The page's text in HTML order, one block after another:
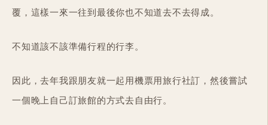
覆，這樣一來一往到最後你也不知道去不去得成。
不知道該不該準備行程的行李。
因此，去年我跟朋友就一起用機票用旅行社訂，然後嘗試
一個晚上自己訂旅館的方式去自由行。